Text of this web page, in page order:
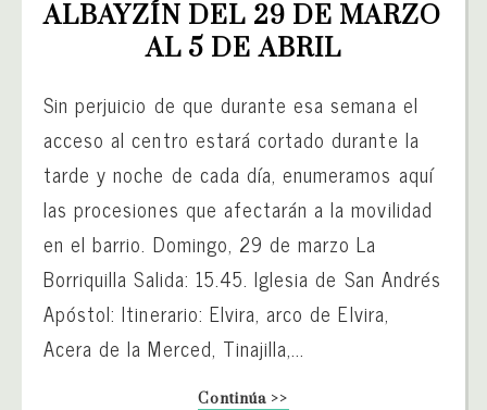
ALBAYZÍN DEL 29 DE MARZO
AL 5 DE ABRIL
Sin perjuicio de que durante esa semana el
acceso al centro estará cortado durante la
tarde y noche de cada día, enumeramos aquí
las procesiones que afectarán a la movilidad
en el barrio. Domingo, 29 de marzo La
Borriquilla Salida: 15.45. Iglesia de San Andrés
Apóstol: Itinerario: Elvira, arco de Elvira,
Acera de la Merced, Tinajilla,...
Continúa >>